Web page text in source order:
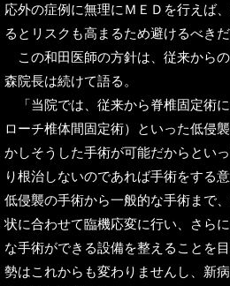
応外の症例に無理にＭＥＤを行えば
るとリスクも高まるため避けるべき
この和田医師の方針は、従来から
森院長は続けて語る。
「当院では、従来から脊椎固定術
ローチ椎体間固定術）といった低侵
かしそうした手術が可能だからとい
り根治しないのであれば手術をする
低侵襲の手術から一般的な手術まで
状に合わせて臨機応変に行い、さら
な手術ができる設備を整えることを
勢はこれからも変わりませんし、新